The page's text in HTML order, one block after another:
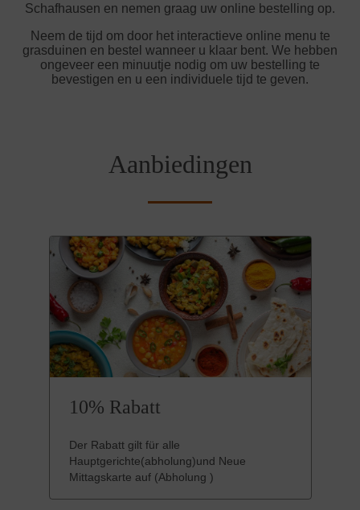
Schafhausen en nemen graag uw online bestelling op.
Neem de tijd om door het interactieve online menu te
grasduinen en bestel wanneer u klaar bent. We hebben
ongeveer een minuutje nodig om uw bestelling te
bevestigen en u een individuele tijd te geven.
Aanbiedingen
10% Rabatt
Der Rabatt gilt für alle
Hauptgerichte(abholung)und Neue
Mittagskarte auf (Abholung )